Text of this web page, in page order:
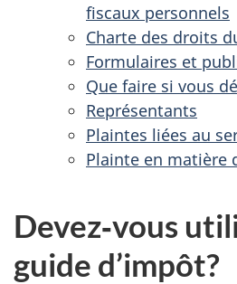
fiscaux personnels
Charte des droits
Formulaires et
Que faire si vous
Représentants
Plaintes liées au
Plainte en matière
Devez‑vous
guide d’impôt?